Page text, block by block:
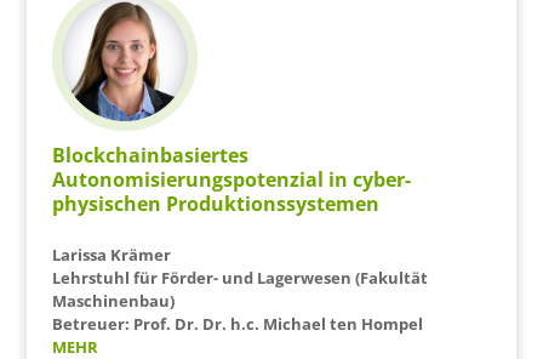
Blockchainbasiertes
Autonomisierungspotenzial in cyber-
physischen Produktionssystemen
Larissa Krämer
Lehrstuhl für Förder- und Lagerwesen (Fakultät
Maschinenbau)
Betreuer: Prof. Dr. Dr. h.c. Michael ten Hompel
MEHR